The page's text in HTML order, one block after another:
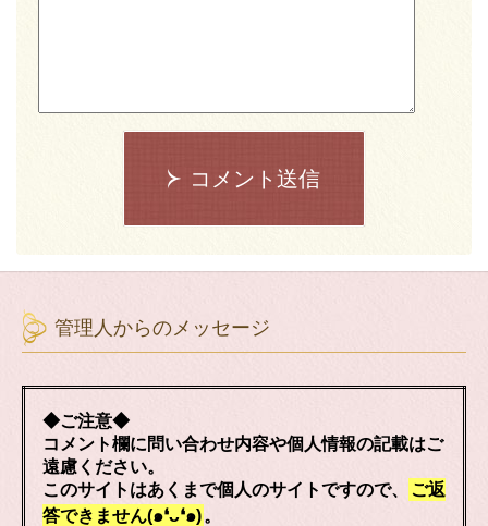
コメント送信
管理人からのメッセージ
◆ご注意◆
コメント欄に問い合わせ内容や個人情報の記載はご
遠慮ください。
このサイトはあくまで個人のサイトですので、
ご返
答できません(๑❛ᴗ❛๑)。